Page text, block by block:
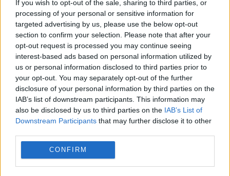
If you wish to opt-out of the sale, sharing to third parties, or
processing of your personal or sensitive information for
targeted advertising by us, please use the below opt-out
section to confirm your selection. Please note that after your
opt-out request is processed you may continue seeing
interest-based ads based on personal information utilized by
us or personal information disclosed to third parties prior to
your opt-out. You may separately opt-out of the further
disclosure of your personal information by third parties on the
IAB’s list of downstream participants. This information may
also be disclosed by us to third parties on the IAB’s List of
Downstream Participants that may further disclose it to other
CONFIRM